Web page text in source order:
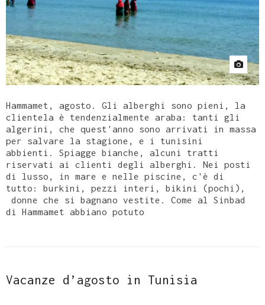
Hammamet, agosto. Gli alberghi sono pieni, la
clientela è tendenzialmente araba: tanti gli
algerini, che quest'anno sono arrivati in massa
per salvare la stagione, e i tunisini
abbienti. Spiagge bianche, alcuni tratti
riservati ai clienti degli alberghi. Nei posti
di lusso, in mare e nelle piscine, c'è di
tutto: burkini, pezzi interi, bikini (pochi),
donne che si bagnano vestite. Come al Sinbad
di Hammamet abbiano potuto
Vacanze d’agosto in Tunisia